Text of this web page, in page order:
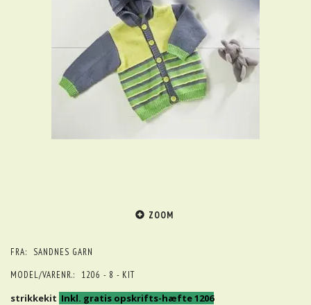
ZOOM
FRA:
SANDNES GARN
MODEL/VARENR.:
1206 - 8 - KIT
strikkekit Inkl. gratis opskrifts-hæfte 1206